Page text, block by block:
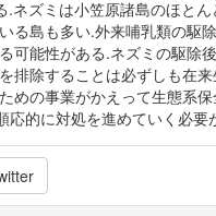
ネズミは小笠原諸島のほと
る島も多い.外来哺乳類の
可能性がある.ネズミの駆
排除することは必ずしも在
めの事業がかえって生態系
応的に対処を進めていく必要